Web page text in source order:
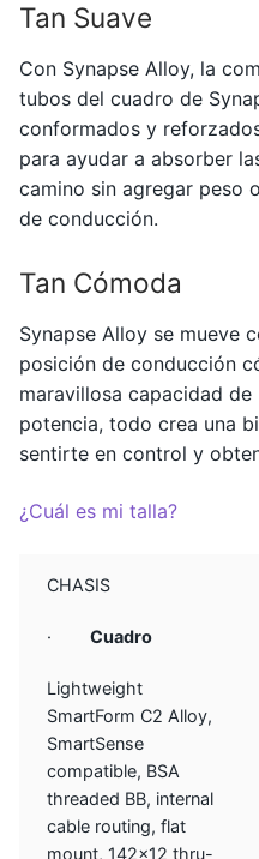
Tan Suave
Con Synapse Alloy, la
tubos del cuadro de
conformados y
para ayudar a absorber
camino sin agregar peso
de conducción.
Tan Cómoda
Synapse Alloy se mueve
posición de conducción
maravillosa capacidad
potencia, todo crea una
sentirte en control y
¿Cuál es mi talla?
CHASIS
·Cuadro
Lightweight
SmartForm C2 Alloy,
SmartSense
compatible, BSA
threaded BB, internal
cable routing, flat
mount, 142×12 thru-